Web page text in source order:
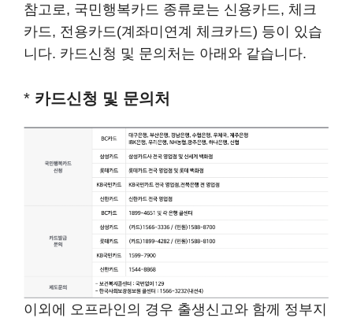
참고로, 국민행복카드 종류로는 신용카드, 체크
카드, 전용카드(계좌미연계 체크카드) 등이 있습
니다. 카드신청 및 문의처는 아래와 같습니다.
* 카드신청 및 문의처
이외에 오프라인의 경우 출생신고와 함께 정부지